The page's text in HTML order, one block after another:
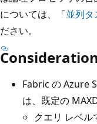
については、「並列
ださい。
Fabric の Azure
は、既定の
クエリ レベル